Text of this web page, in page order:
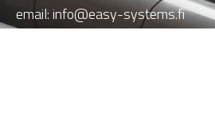
email:info@easy-systems.fi